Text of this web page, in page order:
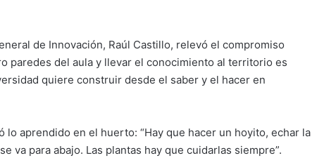
de Innovación, Raúl Castillo, relevó el compromiso
paredes del aula y llevar el conocimiento al territorio es
quiere construir desde el saber y el hacer en
aprendido en el huerto: “Hay que hacer un hoyito, echar la
va para abajo. Las plantas hay que cuidarlas siempre”.